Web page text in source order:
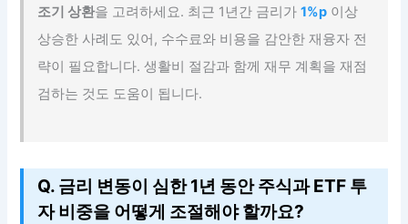
조기 상환을 고려하세요. 최근 1년간 금리가1%p 이상
상승한 사례도 있어, 수수료와 비용을 감안한 재융자 전
략이 필요합니다. 생활비 절감과 함께 재무 계획을 재점
검하는 것도 도움이 됩니다.
Q. 금리 변동이 심한 1년 동안 주식과 ETF 투
자 비중을 어떻게 조절해야 할까요?